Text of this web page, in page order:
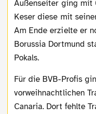
Außenseiter ging mit
Keser diese mit
Am Ende erzielte er
Borussia Dortmund
Pokals.
Für die BVB-Profis ging es dann in einem
vorweihnachtlichen
Canaria. Dort fehlte